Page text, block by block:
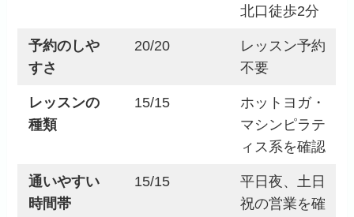
北口徒歩2分
予約のしや
すさ
20/20
レッスン予約
不要
レッスンの
種類
15/15
ホットヨガ・
マシンピラテ
ィス系を確認
通いやすい
時間帯
15/15
平日夜、土日
祝の営業を確